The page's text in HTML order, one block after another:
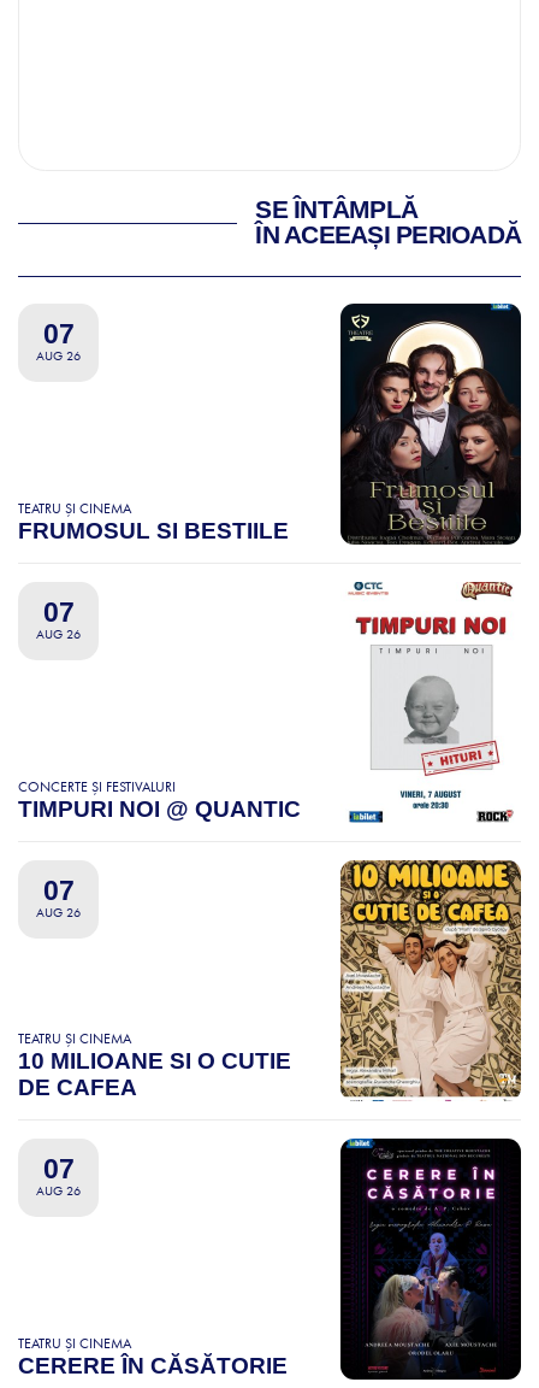
SE ÎNTÂMPLĂ
ÎN ACEEAȘI PERIOADĂ
07
AUG 26
TEATRU ȘI CINEMA
FRUMOSUL SI BESTIILE
07
AUG 26
CONCERTE ȘI FESTIVALURI
TIMPURI NOI @ QUANTIC
07
AUG 26
TEATRU ȘI CINEMA
10 MILIOANE SI O CUTIE
DE CAFEA
07
AUG 26
TEATRU ȘI CINEMA
CERERE ÎN CĂSĂTORIE